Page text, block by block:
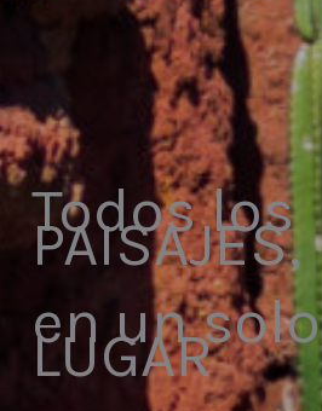
Todos los
PAISAJES,
en un solo
LUGAR